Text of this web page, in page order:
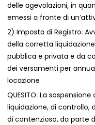
delle agevolazioni, in
emessi a fronte di
2) Imposta di Registro:
della corretta
pubblica e privata e da
dei versamenti per
locazione
QUESITO: La
liquidazione, di controllo,
di contenzioso, da parte